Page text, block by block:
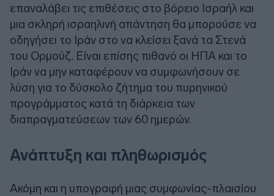
επαναλάβει τις επιθέσεις στο βόρειο Ισραήλ και
μια σκληρή ισραηλινή απάντηση θα μπορούσε να
οδηγήσει το Ιράν στο να κλείσει ξανά τα Στενά
του Ορμούζ. Είναι επίσης πιθανό οι ΗΠΑ και το
Ιράν να μην καταφέρουν να συμφωνήσουν σε
λύση για το δύσκολο ζήτημα του πυρηνικού
προγράμματος κατά τη διάρκεια των
διαπραγματεύσεων των 60 ημερών.
Ανάπτυξη και πληθωρισμός
Ακόμη και η υπογραφή μιας συμφωνίας-πλαισίου